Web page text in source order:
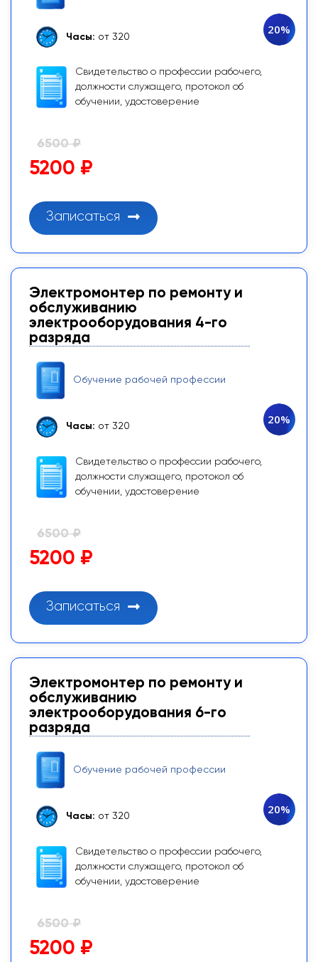
Часы: от 320
Свидетельство о профессии рабочего,
должности служащего, протокол об
обучении, удостоверение
20%
6500 ₽
5200 ₽
Записаться
Электромонтер по ремонту и
обслуживанию
электрооборудования 4-го
разряда
Обучение рабочей профессии
Часы: от 320
Свидетельство о профессии рабочего,
должности служащего, протокол об
обучении, удостоверение
20%
6500 ₽
5200 ₽
Записаться
Электромонтер по ремонту и
обслуживанию
электрооборудования 6-го
разряда
Обучение рабочей профессии
Часы: от 320
Свидетельство о профессии рабочего,
должности служащего, протокол об
обучении, удостоверение
20%
6500 ₽
5200 ₽